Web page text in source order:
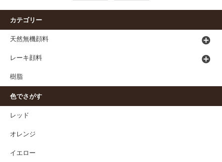
カテゴリー
天然無機顔料
レーキ顔料
樹脂
色でさがす
レッド
オレンジ
イエロー